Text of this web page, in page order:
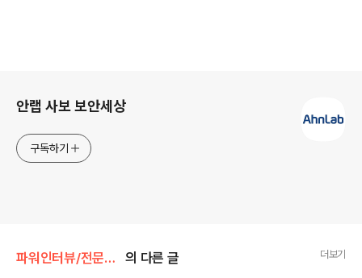
안랩 사보 보안세상
구독하기
파워인터뷰/전문가 초대석 의 다른 글 더보기